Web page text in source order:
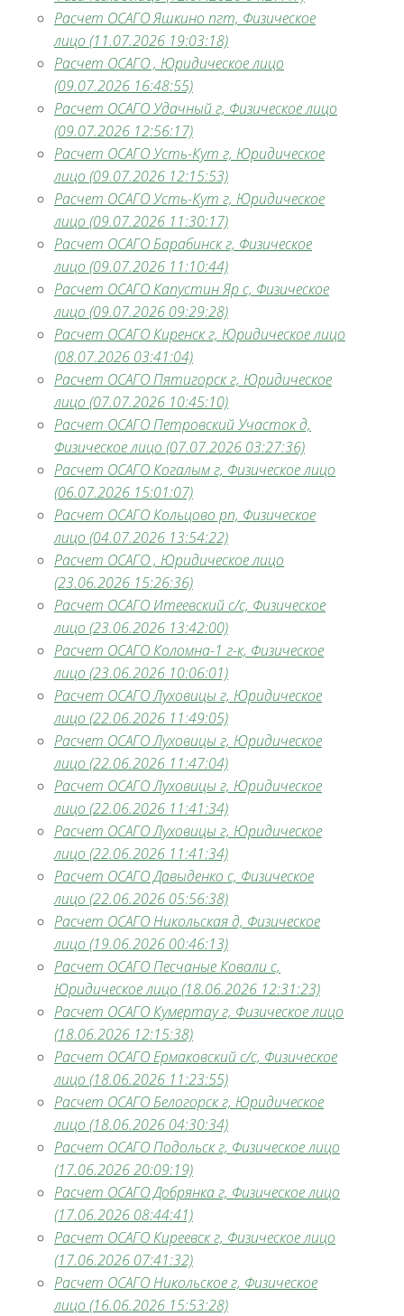
Расчет ОСАГО Яшкино пгт, Физическое
лицо (11.07.2026 19:03:18)
Расчет ОСАГО , Юридическое лицо
(09.07.2026 16:48:55)
Расчет ОСАГО Удачный г, Физическое лицо
(09.07.2026 12:56:17)
Расчет ОСАГО Усть-Кут г, Юридическое
лицо (09.07.2026 12:15:53)
Расчет ОСАГО Усть-Кут г, Юридическое
лицо (09.07.2026 11:30:17)
Расчет ОСАГО Барабинск г, Физическое
лицо (09.07.2026 11:10:44)
Расчет ОСАГО Капустин Яр с, Физическое
лицо (09.07.2026 09:29:28)
Расчет ОСАГО Киренск г, Юридическое лицо
(08.07.2026 03:41:04)
Расчет ОСАГО Пятигорск г, Юридическое
лицо (07.07.2026 10:45:10)
Расчет ОСАГО Петровский Участок д,
Физическое лицо (07.07.2026 03:27:36)
Расчет ОСАГО Когалым г, Физическое лицо
(06.07.2026 15:01:07)
Расчет ОСАГО Кольцово рп, Физическое
лицо (04.07.2026 13:54:22)
Расчет ОСАГО , Юридическое лицо
(23.06.2026 15:26:36)
Расчет ОСАГО Итеевский с/с, Физическое
лицо (23.06.2026 13:42:00)
Расчет ОСАГО Коломна-1 г-к, Физическое
лицо (23.06.2026 10:06:01)
Расчет ОСАГО Луховицы г, Юридическое
лицо (22.06.2026 11:49:05)
Расчет ОСАГО Луховицы г, Юридическое
лицо (22.06.2026 11:47:04)
Расчет ОСАГО Луховицы г, Юридическое
лицо (22.06.2026 11:41:34)
Расчет ОСАГО Луховицы г, Юридическое
лицо (22.06.2026 11:41:34)
Расчет ОСАГО Давыденко с, Физическое
лицо (22.06.2026 05:56:38)
Расчет ОСАГО Никольская д, Физическое
лицо (19.06.2026 00:46:13)
Расчет ОСАГО Песчаные Ковали с,
Юридическое лицо (18.06.2026 12:31:23)
Расчет ОСАГО Кумертау г, Физическое лицо
(18.06.2026 12:15:38)
Расчет ОСАГО Ермаковский с/с, Физическое
лицо (18.06.2026 11:23:55)
Расчет ОСАГО Белогорск г, Юридическое
лицо (18.06.2026 04:30:34)
Расчет ОСАГО Подольск г, Физическое лицо
(17.06.2026 20:09:19)
Расчет ОСАГО Добрянка г, Физическое лицо
(17.06.2026 08:44:41)
Расчет ОСАГО Киреевск г, Физическое лицо
(17.06.2026 07:41:32)
Расчет ОСАГО Никольское г, Физическое
лицо (16.06.2026 15:53:28)